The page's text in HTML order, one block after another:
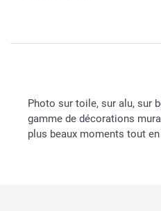
Photo sur toile, sur alu, sur
gamme de décorations
plus beaux moments tout